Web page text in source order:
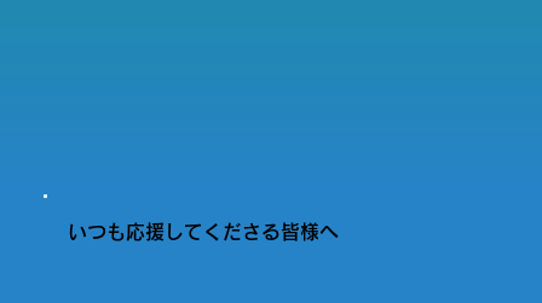
いつも応援してくださる皆様へ